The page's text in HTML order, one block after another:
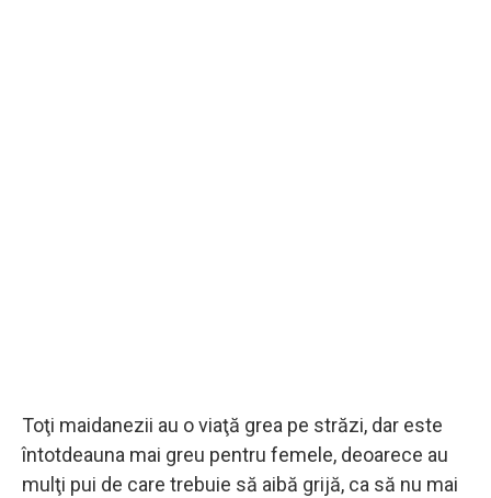
Toţi maidanezii au o viaţă grea pe străzi, dar este
întotdeauna mai greu pentru femele, deoarece au
mulţi pui de care trebuie să aibă grijă, ca să nu mai